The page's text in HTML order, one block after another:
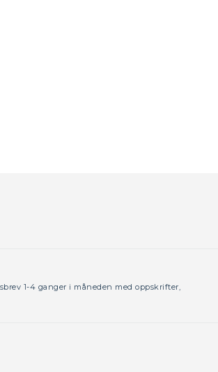
1-4 ganger i måneden med oppskrifter,